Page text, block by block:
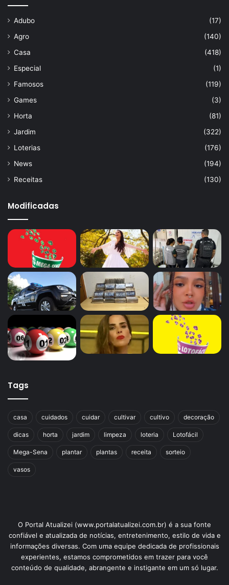
Adubo
(17)
Agro
(140)
Casa
(418)
Especial
(1)
Famosos
(119)
Games
(3)
Horta
(81)
Jardim
(322)
Loterias
(176)
News
(194)
Receitas
(130)
Modificadas
Tags
casa cuidados cuidar cultivar cultivo decoração
dicas horta jardim limpeza loteria Lotofácil
Mega-Sena plantar plantas receita sorteio
vasos
O Portal Atualizei (www.portalatualizei.com.br) é a sua fonte
confiável e atualizada de notícias, entretenimento, estilo de vida e
informações diversas. Com uma equipe dedicada de profissionais
experientes, estamos comprometidos em trazer para você
conteúdo de qualidade, abrangente e instigante em um só lugar.